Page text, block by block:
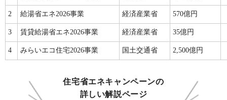
2 給湯省エネ2026事業 経済産業省 570億円
3 賃貸給湯省エネ2026事業 経済産業省 35億円
4 みらいエコ住宅2026事業 国土交通省 2,500億円
住宅省エネキャンペーンの
詳しい解説ページ